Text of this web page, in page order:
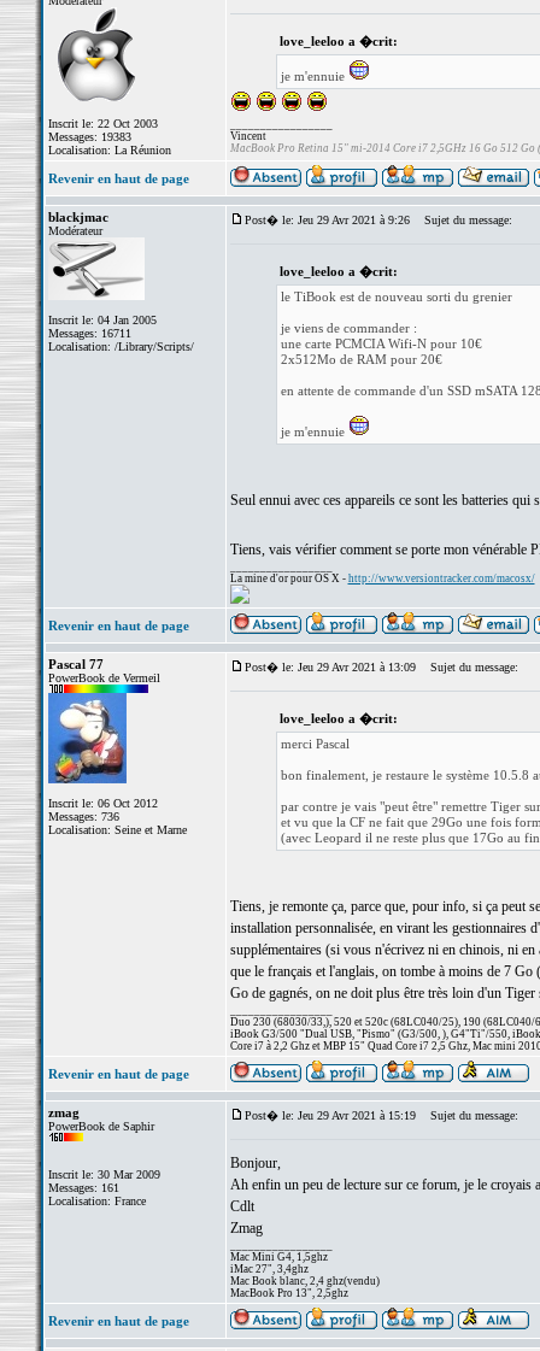
Inscrit le: 22 Oct 2003
Messages: 19383
Localisation: La Réunion
love_leeloo a �crit:
je m'ennuie
Vincent
MacBook Pro Retina 15" mi-2014 Core i7 2,5GHz 16 Go 512 Go
Revenir en haut de page
blackjmac
Modérateur
Inscrit le: 04 Jan 2005
Messages: 16711
Localisation: /Library/Scripts/
Post� le: Jeu 29 Avr 2021 à 9:26 Sujet du message:
love_leeloo a �crit:
le TiBook est de nouveau sorti du grenier
je viens de commander :
une carte PCMCIA Wifi-N pour 10€
2x512Mo de RAM pour 20€
en attente de commande d'un SSD mSATA
je m'ennuie
Seul ennui avec ces appareils ce sont les batteries
Tiens, vais vérifier comment se porte mon vénérable
La mine d'or pour OS X - http://www.versiontracker.com/macosx/
Revenir en haut de page
Pascal 77
PowerBook de Vermeil
Inscrit le: 06 Oct 2012
Messages: 736
Localisation: Seine et Marne
Post� le: Jeu 29 Avr 2021 à 13:09 Sujet du message:
love_leeloo a �crit:
merci Pascal
bon finalement, je restaure le système 10.5.8
par contre je vais "peut être" remettre Tiger
et vu que la CF ne fait que 29Go une fois
(avec Leopard il ne reste plus que 17Go au
Tiens, je remonte ça, parce que, pour info, si ça peut
installation personnalisée, en virant les gestionnaires
supplémentaires (si vous n'écrivez ni en chinois, ni
que le français et l'anglais, on tombe à moins de 7
Go de gagnés, on ne doit plus être très loin d'un Tiger
Duo 230 (68030/33,), 520 et 520c (68LC040/25), 190 (68LC040/
iBook G3/500 "Dual USB, "Pismo" (G3/500, ), G4"Ti"/550,
Core i7 à 2,2 Ghz et MBP 15" Quad Core i7 2,5 Ghz, Mac mini
Revenir en haut de page
zmag
PowerBook de Saphir
Inscrit le: 30 Mar 2009
Messages: 161
Localisation: France
Post� le: Jeu 29 Avr 2021 à 15:19 Sujet du message:
Bonjour,
Ah enfin un peu de lecture sur ce forum, je le croyais
Cdlt
Zmag
Mac Mini G4, 1,5ghz
iMac 27", 3,4ghz
Mac Book blanc, 2,4 ghz(vendu)
MacBook Pro 13", 2,5ghz
Revenir en haut de page